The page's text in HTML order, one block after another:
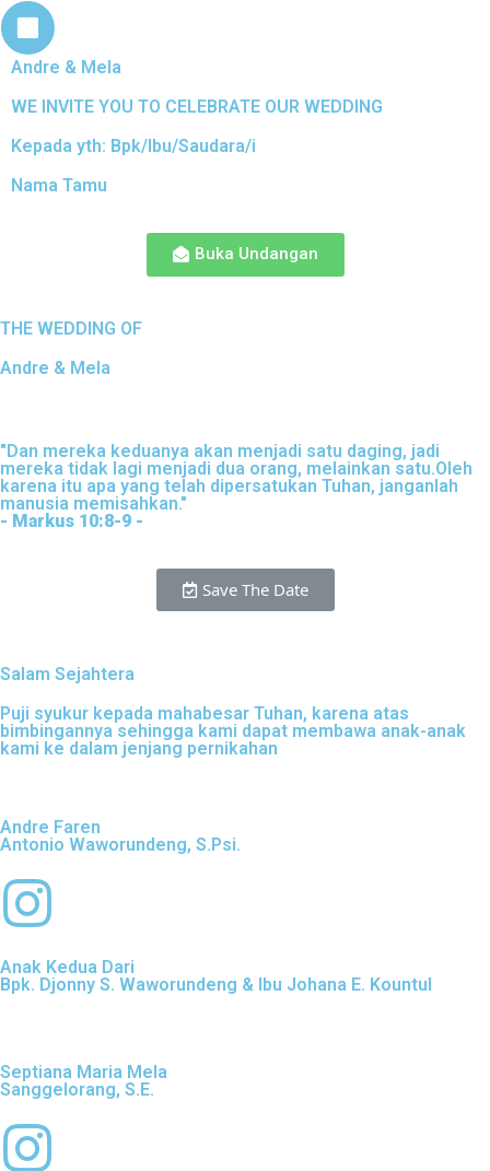
Andre & Mela
WE INVITE YOU TO CELEBRATE OUR WEDDING
Kepada yth: Bpk/Ibu/Saudara/i
Nama Tamu
Buka Undangan
THE WEDDING OF
Andre & Mela
"Dan mereka keduanya akan menjadi satu daging, jadi
mereka tidak lagi menjadi dua orang, melainkan satu.Oleh
karena itu apa yang telah dipersatukan Tuhan, janganlah
manusia memisahkan."
- Markus 10:8-9 -
Save The Date
Salam Sejahtera
Puji syukur kepada mahabesar Tuhan, karena atas
bimbingannya sehingga kami dapat membawa anak-anak
kami ke dalam jenjang pernikahan
Andre Faren
Antonio Waworundeng, S.Psi.
Anak Kedua Dari
Bpk. Djonny S. Waworundeng & Ibu Johana E. Kountul
Septiana Maria Mela
Sanggelorang, S.E.